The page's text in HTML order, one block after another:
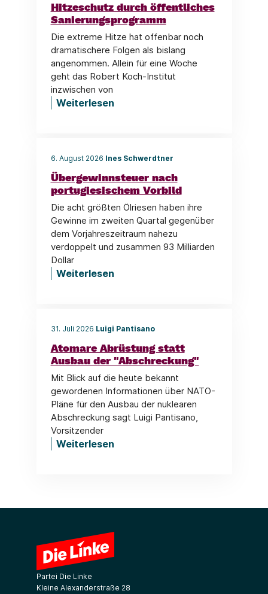
Hitzeschutz durch öffentliches
Sanierungsprogramm
Die extreme Hitze hat offenbar noch
dramatischere Folgen als bislang
angenommen. Allein für eine Woche
geht das Robert Koch-Institut
inzwischen von
Weiterlesen
6. August 2026 Ines Schwerdtner
Übergewinnsteuer nach
portugiesischem Vorbild
Die acht größten Ölriesen haben ihre
Gewinne im zweiten Quartal gegenüber
dem Vorjahreszeitraum nahezu
verdoppelt und zusammen 93 Milliarden
Dollar
Weiterlesen
31. Juli 2026 Luigi Pantisano
Atomare Abrüstung statt
Ausbau der "Abschreckung"
Mit Blick auf die heute bekannt
gewordenen Informationen über NATO-
Pläne für den Ausbau der nuklearen
Abschreckung sagt Luigi Pantisano,
Vorsitzender
Weiterlesen
Partei Die Linke
Kleine Alexanderstraße 28